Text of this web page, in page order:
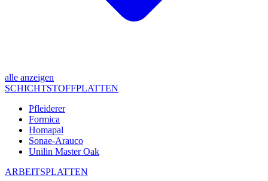
alle anzeigen
SCHICHTSTOFFPLATTEN
Pfleiderer
Formica
Homapal
Sonae-Arauco
Unilin Master Oak
ARBEITSPLATTEN